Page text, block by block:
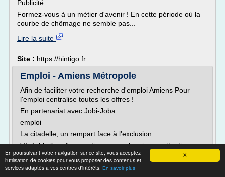
X
En poursuivant votre navigation sur ce site, vous acceptez
l'utilisation de cookies pour vous proposer des contenus et
services adaptés à vos centres d'intérêts. En savoir plus
Publicité
Formez-vous à un métier d'avenir ! En cette période où la
courbe de chômage ne semble pas...
Lire la suite
Site : https://hintigo.fr
Emploi - Amiens Métropole
Afin de faciliter votre recherche d'emploi Amiens Pour
l'emploi centralise toutes les offres !
En partenariat avec Jobi-Joba
emploi
La citadelle, un rempart face à l'exclusion
Véritable lieu d'apprentissage par la mise en situation
professionnelle, le chantier d'insertion « La Citadelle »
propose aux personnes éloignées de l'emploi d'être
salariées, de reprendre confiance en elles et d'acquérir